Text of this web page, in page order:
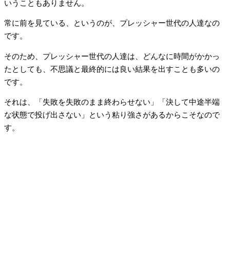
いうこともありません。
常に前を見ている、というのが、プレッシャー世代の人達なの
です。
そのため、プレッシャー世代の人達は、どんなに時間がかかっ
たとしても、不思議と最終的には良い結果を出すことも多いの
です。
それは、「失敗を失敗のまま終わらせない」「決して中途半端
な状態で投げ出さない」という粘り強さがあるからこそなので
す。